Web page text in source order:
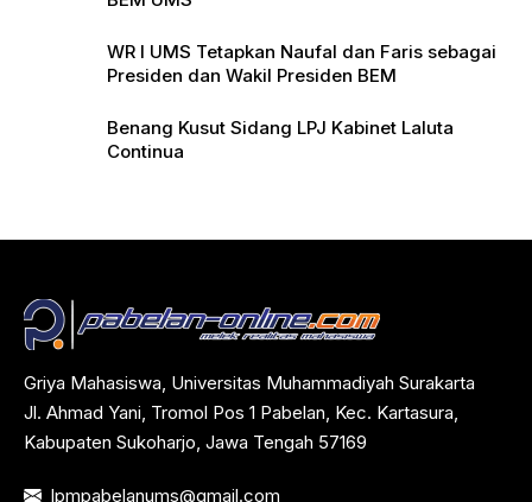
WR I UMS Tetapkan Naufal dan Faris sebagai
Presiden dan Wakil Presiden BEM
Benang Kusut Sidang LPJ Kabinet Laluta
Continua
Griya Mahasiswa, Universitas Muhammadiyah Surakarta
Jl. Ahmad Yani, Tromol Pos 1 Pabelan, Kec. Kartasura,
Kabupaten Sukoharjo, Jawa Tengah 57169
lpmpabelanums@gmail.com